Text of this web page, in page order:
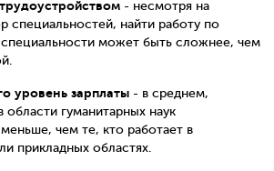
- несмотря на
специальностей, найти работу по
специальности может быть сложнее, чем
уровень зарплаты - в среднем,
области гуманитарных наук
чем те, кто работает в
прикладных областях.